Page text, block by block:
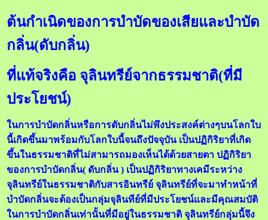
ต้นกำเนิดของการบำบัดของเสียและบำบัด
กลิ่น(ดับกลิ่น)
ที่แท้จริงคือ จุลินทรีย์จากธรรมชาติ(ที่มี
ประโยชน์)
ในการบำบัดกลิ่นหรือการดับกลิ่นไม่พึงประสงค์ต่างๆบนโลกใบ
นี้เกิดขึ้นมาพร้อมกับโลกใบนี้จนถึงปัจจุบัน เป็นปฏิกิริยาที่เกิด
ขึ้นในธรรมชาติที่ไม่สามารถมองเห็นได้ด้วยสายตา ปฏิกิริยา
ของการบำบัดกลิ่น( ดับกลิ่น ) เป็นปฏิกิริยาทางเคมีระหว่าง
จุลินทรีย์ในธรรมชาติกับสารอินทรีย์ จุลินทรีย์ที่จะมาทำหน้าที่
บำบัดกลิ่นจะต้องเป็นกลุ่มจุลินทีย์ที่มีประโยชน์และมีคุณสมบัติ
ในการบำบัดกลิ่นเท่านั้นที่มีอยู่ในธรรมชาติ จุลินทรีย์กลุ่มนี้จึง